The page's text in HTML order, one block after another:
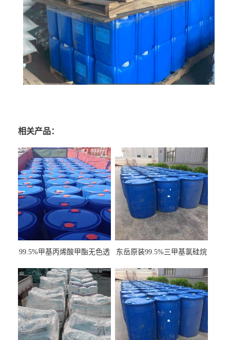
相关产品：
99.5%甲基丙烯酸甲酯无色透
东岳原装99.5%三甲基氯硅烷